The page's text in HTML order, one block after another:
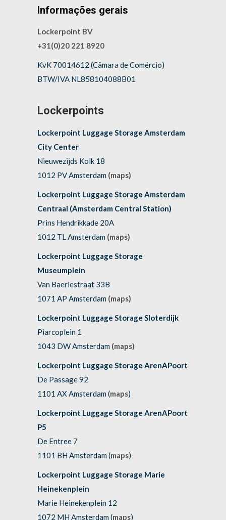
Informações gerais
Lockerpoint BV
+31(0)20 221 8920
KvK 70014612 (Câmara de Comércio)
BTW/IVA NL858104088B01
Lockerpoints
Lockerpoint Luggage Storage Amsterdam
City Center
Nieuwezijds Kolk 18
1012 PV Amsterdam (maps)
Lockerpoint Luggage Storage Amsterdam
Centraal (Amsterdam Central Station)
Prins Hendrikkade 20A
1012 TL Amsterdam (maps)
Lockerpoint Luggage Storage
Museumplein
Van Baerlestraat 33B
1071 AP Amsterdam (maps)
Lockerpoint Luggage Storage Sloterdijk
Piarcoplein 1
1043 DW Amsterdam (maps)
Lockerpoint Luggage Storage ArenAPoort
De Passage 92
1101 AX Amsterdam (maps)
Lockerpoint Luggage Storage ArenAPoort
P5
De Entree 7
1101 BH Amsterdam (maps)
Lockerpoint Luggage Storage Marie
Heinekenplein
Marie Heinekenplein 12
1072 MH Amsterdam (maps)